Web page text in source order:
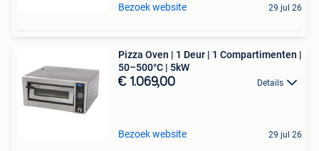
Bezoek website 29 jul 26
Pizza Oven | 1 Deur | 1 Compartimenten |
50–500°C | 5kW
€ 1.069,00 Details
Bezoek website 29 jul 26